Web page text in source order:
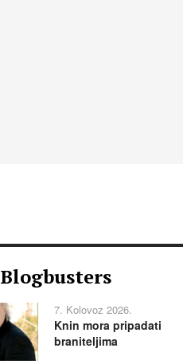
Blogbusters
7. Kolovoz 2026.
Knin mora pripadati
braniteljima